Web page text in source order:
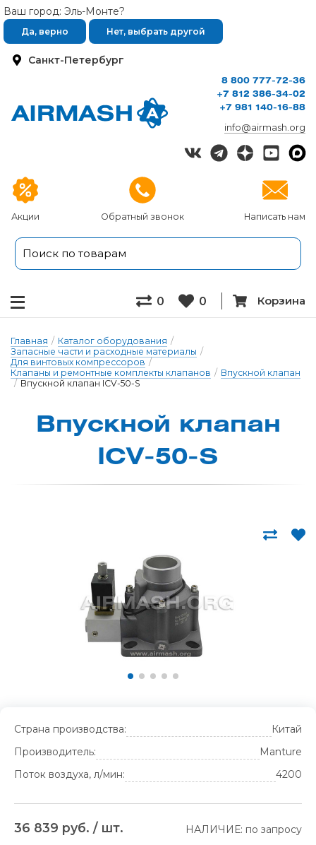
Санкт-Петербург
Ваш город: Эль-Монте?
Да, верно Нет, выбрать другой
Акции Обратный звонок Написать нам
8 800 777-72-36
+7 812 386-34-02
+7 981 140-16-88
info@airmash.org
0 0 Корзина
Главная / Каталог оборудования /
Запасные части и расходные материалы /
Для винтовых компрессоров /
Клапаны и ремонтные комплекты клапанов / Впускной клапан
/ Впускной клапан ICV-50-S
Впускной клапан
ICV-50-S
Страна производства:
Китай
Производитель:
Manture
Поток воздуха, л/мин:
4200
36 839 руб. / шт. НАЛИЧИЕ: по запросу